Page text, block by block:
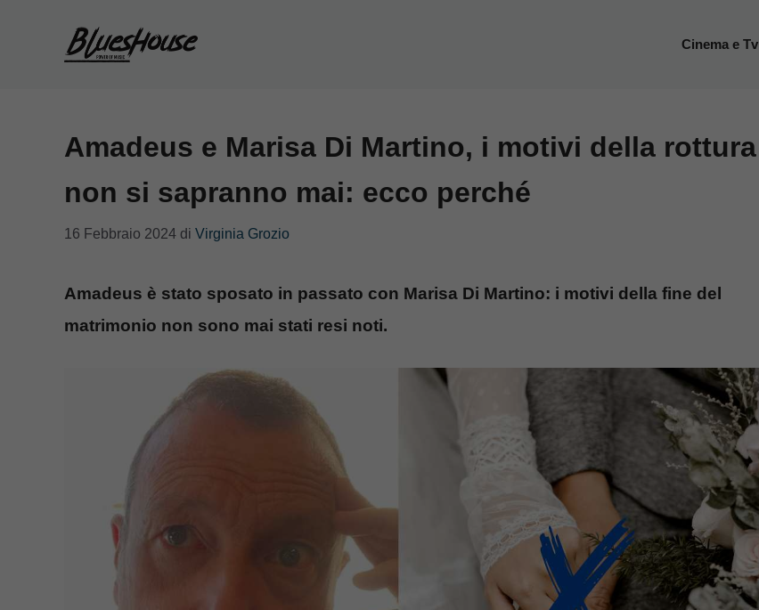
Cinema e Tv
Amadeus e Marisa Di Martino, i motivi della rottura
non si sapranno mai: ecco perché
16 Febbraio 2024 di Virginia Grozio
Amadeus è stato sposato in passato con Marisa Di Martino: i motivi della fine del
matrimonio non sono mai stati resi noti.